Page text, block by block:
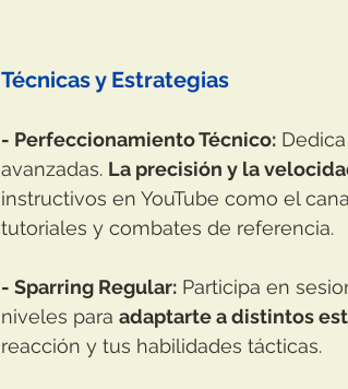
Técnicas y Estrategias
- Perfeccionamiento Técnico:
avanzadas. La precisión y la
instructivos en YouTube como el
tutoriales y combates de referencia.
- Sparring Regular: Participa en
niveles para adaptarte a distintos
reacción y tus habilidades tácticas.